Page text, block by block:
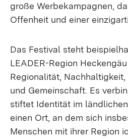
große Werbekampagnen,
Offenheit und einer
Das Festival steht
LEADER-Region
Regionalität,
und Gemeinschaft. Es
stiftet Identität im
einen Ort, an dem sich
Menschen mit ihrer Region